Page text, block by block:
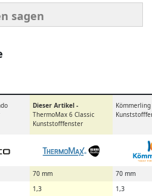
sagen
Dieser Artikel -
ThermoMax 6 Classic
Kunststofffenster
Kömmerling
70 mm
70 mm
1,3
1,3